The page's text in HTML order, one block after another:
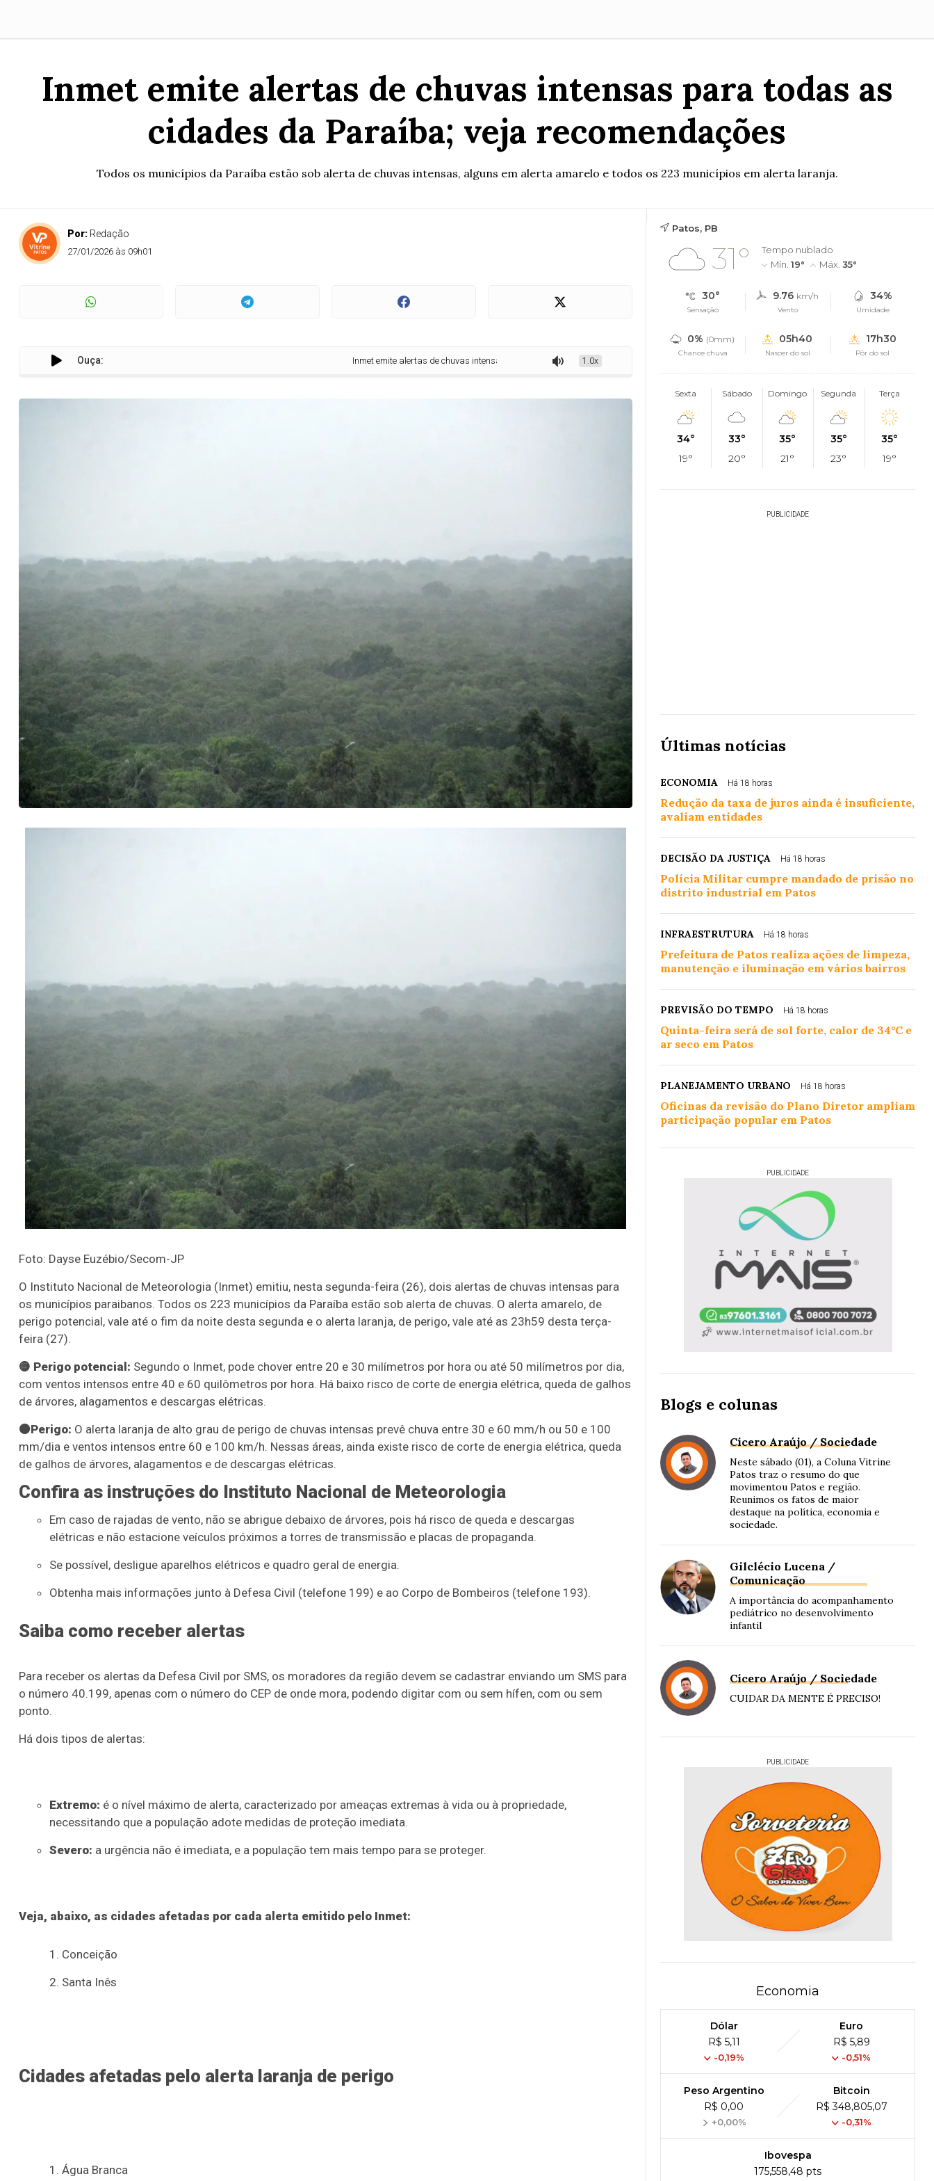
Inmet emite alertas de chuvas intensas para todas as
cidades da Paraíba; veja recomendações
Todos os municípios da Paraíba estão sob alerta de chuvas intensas, alguns em alerta amarelo e todos os 223 municípios em alerta laranja.
Por: Redação
27/01/2026 às 09h01
Ouça: Inmet emite alertas de chuvas intensas para todas as cidades da Paraíba; veja recomendações
1.0x
Foto: Dayse Euzébio/Secom-JP
O Instituto Nacional de Meteorologia (Inmet) emitiu, nesta segunda-feira (26), dois alertas de chuvas intensas para
os municípios paraibanos. Todos os 223 municípios da Paraíba estão sob alerta de chuvas. O alerta amarelo, de
perigo potencial, vale até o fim da noite desta segunda e o alerta laranja, de perigo, vale até as 23h59 desta terça-
feira (27).
🟡 Perigo potencial: Segundo o Inmet, pode chover entre 20 e 30 milímetros por hora ou até 50 milímetros por dia,
com ventos intensos entre 40 e 60 quilômetros por hora. Há baixo risco de corte de energia elétrica, queda de galhos
de árvores, alagamentos e descargas elétricas.
🟠Perigo: O alerta laranja de alto grau de perigo de chuvas intensas prevê chuva entre 30 e 60 mm/h ou 50 e 100
mm/dia e ventos intensos entre 60 e 100 km/h. Nessas áreas, ainda existe risco de corte de energia elétrica, queda
de galhos de árvores, alagamentos e de descargas elétricas.
Confira as instruções do Instituto Nacional de Meteorologia
Em caso de rajadas de vento, não se abrigue debaixo de árvores, pois há risco de queda e descargas
elétricas e não estacione veículos próximos a torres de transmissão e placas de propaganda.
Se possível, desligue aparelhos elétricos e quadro geral de energia.
Obtenha mais informações junto à Defesa Civil (telefone 199) e ao Corpo de Bombeiros (telefone 193).
Saiba como receber alertas
Para receber os alertas da Defesa Civil por SMS, os moradores da região devem se cadastrar enviando um SMS para
o número 40.199, apenas com o número do CEP de onde mora, podendo digitar com ou sem hífen, com ou sem
ponto.
Há dois tipos de alertas:
Extremo: é o nível máximo de alerta, caracterizado por ameaças extremas à vida ou à propriedade,
necessitando que a população adote medidas de proteção imediata.
Severo: a urgência não é imediata, e a população tem mais tempo para se proteger.
Veja, abaixo, as cidades afetadas por cada alerta emitido pelo Inmet:
Conceição
Santa Inês
Cidades afetadas pelo alerta laranja de perigo
Água Branca
Patos, PB
31°
Tempo nublado
Mín. 19° Máx. 35°
30°
Sensação
9.76 km/h
Vento
34%
Umidade
0% (0mm)
Chance chuva
05h40
Nascer do sol
17h30
Pôr do sol
Sexta
34°
19°
Sábado
33°
20°
Domingo
35°
21°
Segunda
35°
23°
Terça
35°
19°
PUBLICIDADE
Últimas notícias
ECONOMIA Há 18 horas
Redução da taxa de juros ainda é insuficiente,
avaliam entidades
DECISÃO DA JUSTIÇA Há 18 horas
Polícia Militar cumpre mandado de prisão no
distrito industrial em Patos
INFRAESTRUTURA Há 18 horas
Prefeitura de Patos realiza ações de limpeza,
manutenção e iluminação em vários bairros
PREVISÃO DO TEMPO Há 18 horas
Quinta-feira será de sol forte, calor de 34°C e
ar seco em Patos
PLANEJAMENTO URBANO Há 18 horas
Oficinas da revisão do Plano Diretor ampliam
participação popular em Patos
PUBLICIDADE
Blogs e colunas
Cícero Araújo / Sociedade
Neste sábado (01), a Coluna Vitrine
Patos traz o resumo do que
movimentou Patos e região.
Reunimos os fatos de maior
destaque na política, economia e
sociedade.
Gilclécio Lucena /
Comunicação
A importância do acompanhamento
pediátrico no desenvolvimento
infantil
Cícero Araújo / Sociedade
CUIDAR DA MENTE É PRECISO!
PUBLICIDADE
Economia
Dólar
R$ 5,11
-0,19%
Euro
R$ 5,89
-0,51%
Peso Argentino
R$ 0,00
+0,00%
Bitcoin
R$ 348,805,07
-0,31%
Ibovespa
175,558,48 pts